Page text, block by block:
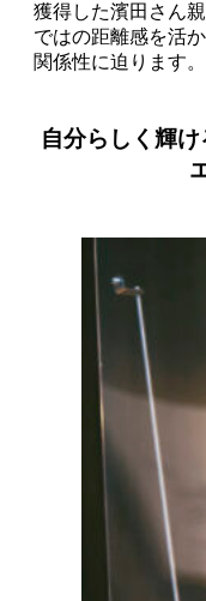
獲得した濱田さん
ではの距離感を活
関係性に迫ります。
自分らしく輝